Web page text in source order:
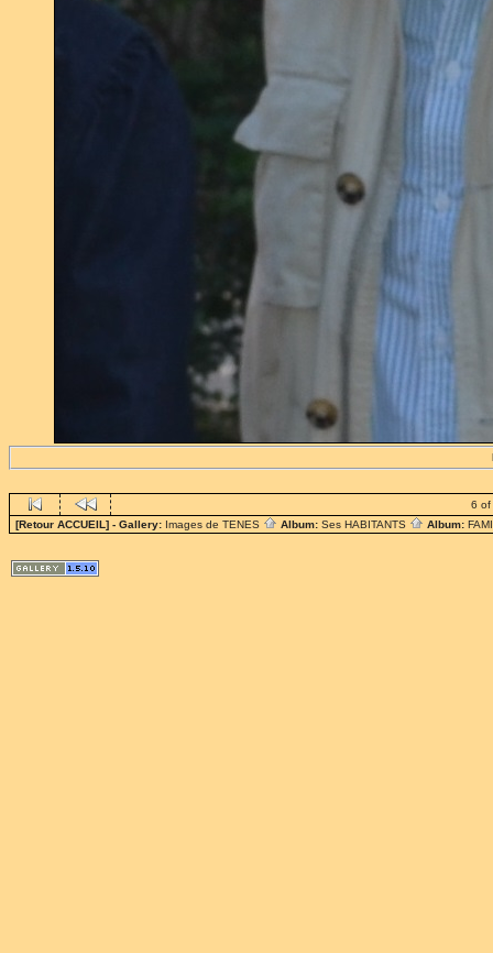
6 of
[Retour ACCUEIL] - Gallery: Images de TENES Album: Ses HABITANTS Album: